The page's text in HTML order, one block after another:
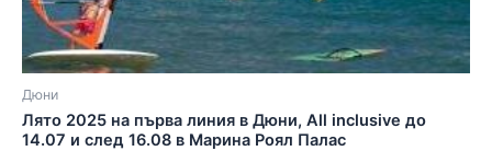
Дюни
Лято 2025 на първа линия в Дюни, Аll inclusive до
14.07 и след 16.08 в Марина Роял Палас